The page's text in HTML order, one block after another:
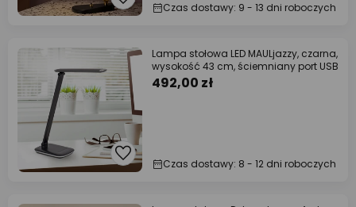
Czas dostawy: 9 - 13 dni roboczych
Lampa stołowa LED MAULjazzy, czarna,
wysokość 43 cm, ściemniany port USB
492,00 zł
Czas dostawy: 8 - 12 dni roboczych